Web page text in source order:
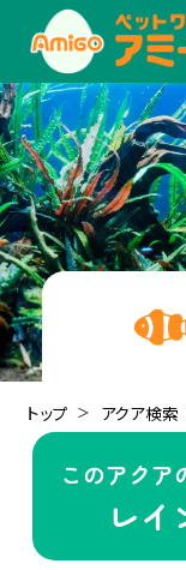
トップ アクア検索
このアクア
レイ